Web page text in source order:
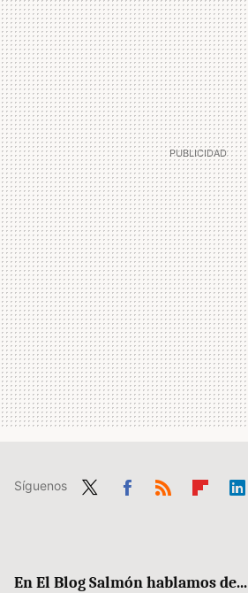
Síguenos
En El Blog Salmón hablamos de...